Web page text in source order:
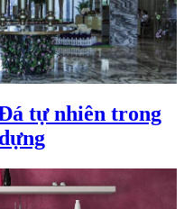
tự nhiên trong